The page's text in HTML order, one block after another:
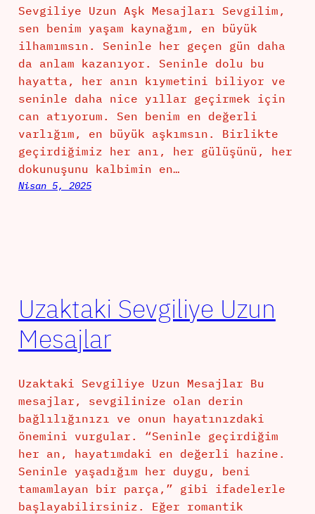
Sevgiliye Uzun Aşk Mesajları Sevgilim,
sen benim yaşam kaynağım, en büyük
ilhamımsın. Seninle her geçen gün daha
da anlam kazanıyor. Seninle dolu bu
hayatta, her anın kıymetini biliyor ve
seninle daha nice yıllar geçirmek için
can atıyorum. Sen benim en değerli
varlığım, en büyük aşkımsın. Birlikte
geçirdiğimiz her anı, her gülüşünü, her
dokunuşunu kalbimin en…
Nisan 5, 2025
Uzaktaki Sevgiliye Uzun
Mesajlar
Uzaktaki Sevgiliye Uzun Mesajlar Bu
mesajlar, sevgilinize olan derin
bağlılığınızı ve onun hayatınızdaki
önemini vurgular. “Seninle geçirdiğim
her an, hayatımdaki en değerli hazine.
Seninle yaşadığım her duygu, beni
tamamlayan bir parça,” gibi ifadelerle
başlayabilirsiniz. Eğer romantik